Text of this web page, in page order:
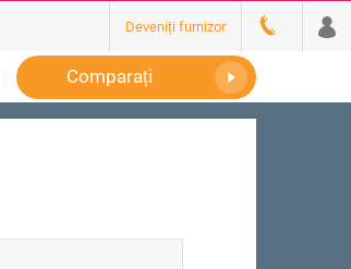
Deveniți furnizor
Comparați